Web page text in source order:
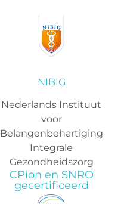
NIBIG
Nederlands Instituut
voor
Belangenbehartiging
Integrale
Gezondheidszorg
CPion en SNRO
gecertificeerd